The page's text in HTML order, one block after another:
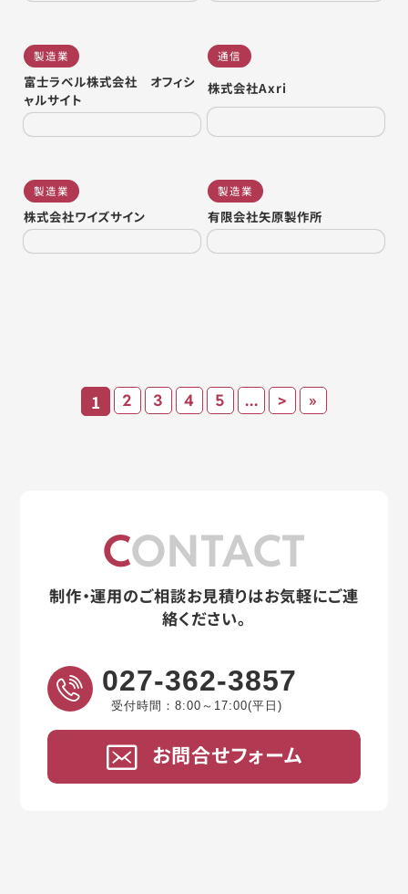
製造業
富士ラベル株式会社 オフィシ
ャルサイト
通信
株式会社Axri
製造業
株式会社ワイズサイン
製造業
有限会社矢原製作所
1 2 3 4 5 ... > »
CONTACT
制作・運用のご相談お見積りはお気軽にご連
絡ください。
027-362-3857
受付時間：8:00～17:00(平日)
お問合せフォーム